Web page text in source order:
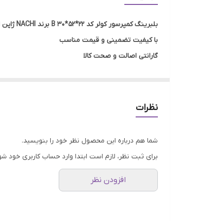
بلبرینگ کمپرسور کولر کد 22*52*30 B برند NACHI ژاپن اصلی
با کیفیت تضمینی و قیمت مناسب
گارانتی اصالت و صحت کالا
شرایط مرجوعی کالا
نظرات
شما هم درباره این محصول نظر خود را بنویسید.
برای ثبت نظر، لازم است ابتدا وارد حساب کاربری خود
افزودن نظر